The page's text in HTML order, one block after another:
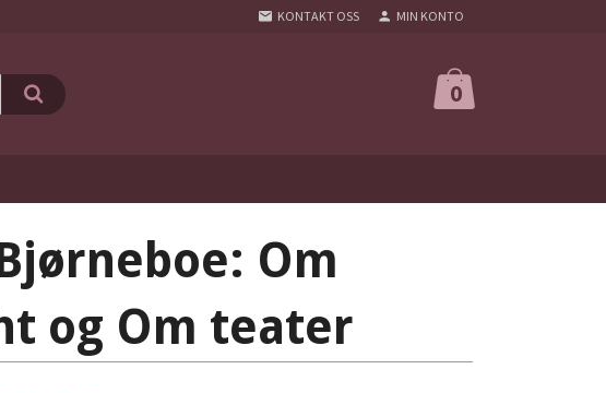
KONTAKT OSS MIN KONTO
0
Om
og Om teater